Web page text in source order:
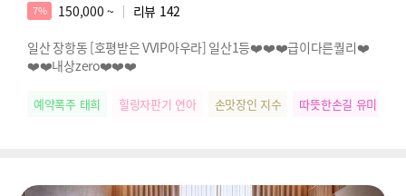
7% 150,000 ~ 리뷰 142
일산 장항동 [호평받은 VVIP아우라] 일산1등❤️❤️❤️급이다른퀄리❤️
❤️❤️내상zero❤️❤️❤️
예약폭주 태희 힐링자판기 연아 손맛장인 지수 따뜻한손길 유미